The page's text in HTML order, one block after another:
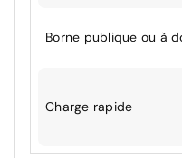
Borne publique ou à
Charge rapide